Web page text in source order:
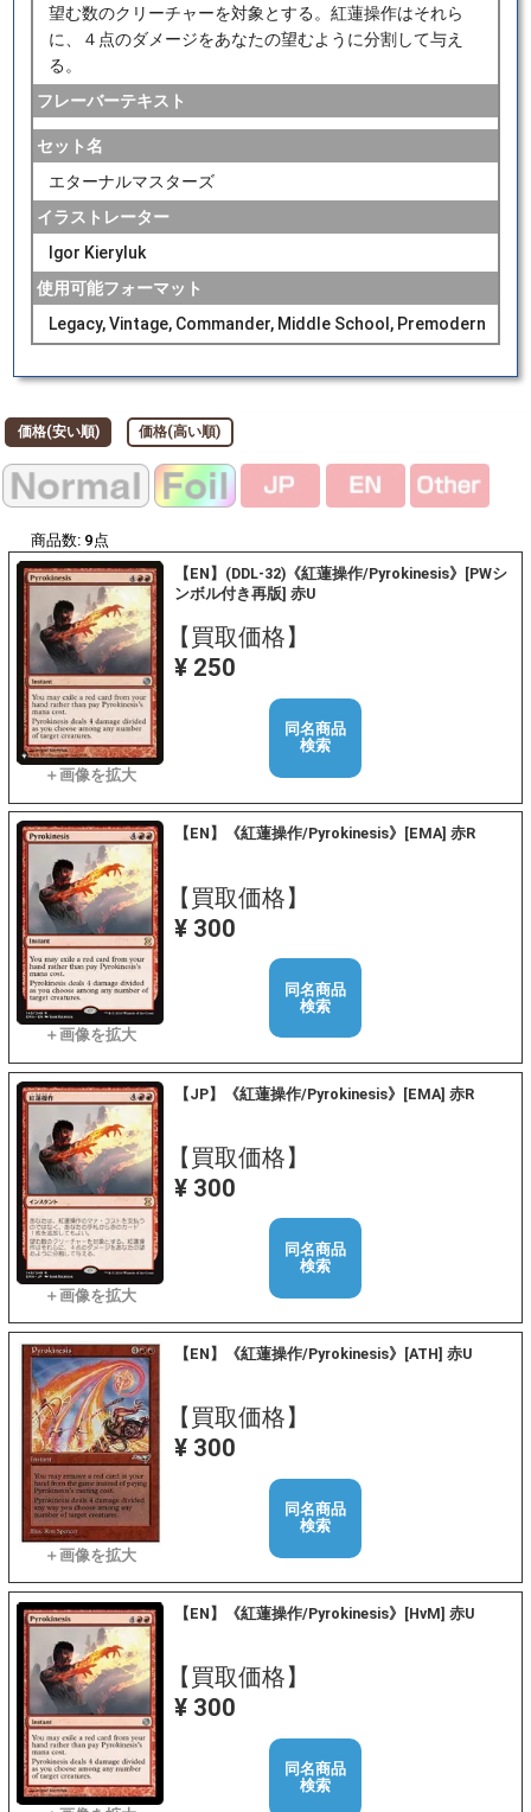
望む数のクリーチャーを対象とする。紅蓮操作はそれら
に、４点のダメージをあなたの望むように分割して与え
る。
フレーバーテキスト
セット名
エターナルマスターズ
イラストレーター
Igor Kieryluk
使用可能フォーマット
Legacy, Vintage, Commander, Middle School, Premodern
価格(安い順) 価格(高い順)
商品数: 9点
【EN】(DDL-32)《紅蓮操作/Pyrokinesis》[PWシ
ンボル付き再版] 赤U
【買取価格】
¥ 250
同名商品
検索
【EN】《紅蓮操作/Pyrokinesis》[EMA] 赤R
【買取価格】
¥ 300
同名商品
検索
【JP】《紅蓮操作/Pyrokinesis》[EMA] 赤R
【買取価格】
¥ 300
同名商品
検索
【EN】《紅蓮操作/Pyrokinesis》[ATH] 赤U
【買取価格】
¥ 300
同名商品
検索
【EN】《紅蓮操作/Pyrokinesis》[HvM] 赤U
【買取価格】
¥ 300
同名商品
検索